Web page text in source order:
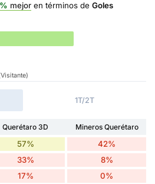
mejor en términos de Goles
1T/2T
Querétaro 3D
Mineros Querétaro
57% 42%
33% 8%
17% 0%